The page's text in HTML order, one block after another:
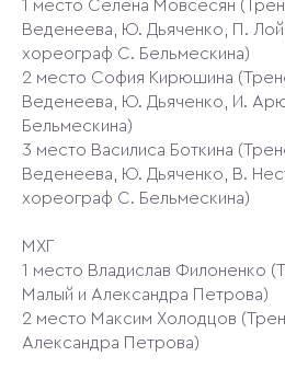
1 место Селена Мовсесян
Веденеева, Ю. Дьяченко, П.
хореограф С. Бельмескина)
2 место София Кирюшина
Веденеева, Ю. Дьяченко, И.
Бельмескина)
3 место Василиса Боткина
Веденеева, Ю. Дьяченко, В.
хореограф С. Бельмескина)
МХГ
1 место Владислав Филоненко
Малый и Александра Петрова)
2 место Максим Холодцов
Александра Петрова)